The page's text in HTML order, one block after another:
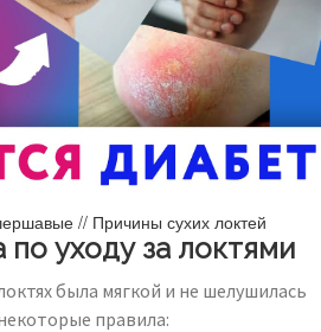
// Причины сухих локтей
уходу за локтями
была мягкой и не шелушилась
правила: